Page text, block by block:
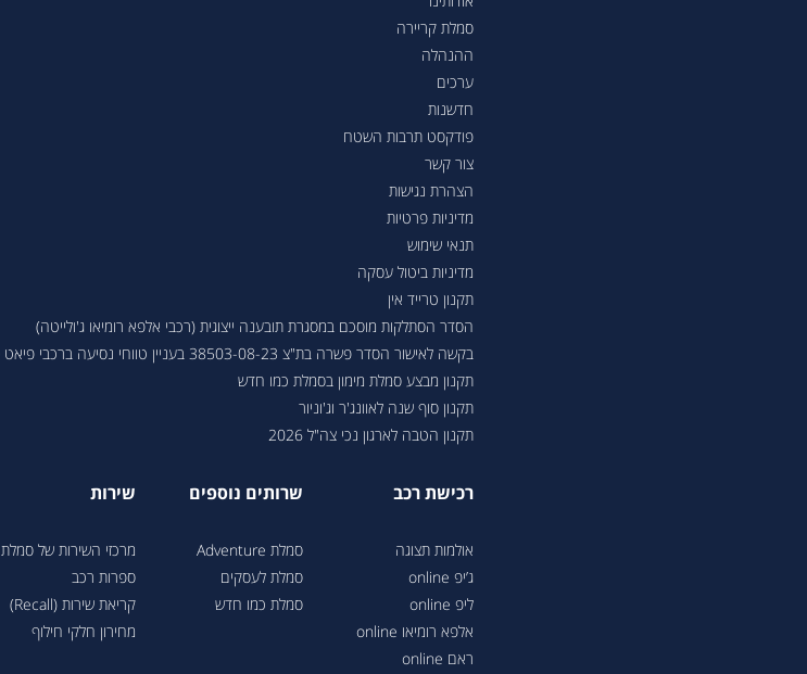
סמלת קריירה
ההנהלה
ערכים
חדשנות
פודקסט תרבות השטח
צור קשר
הצהרת נגישות
מדיניות פרטיות
תנאי שימוש
מדיניות ביטול עסקה
תקנון טרייד אין
הסדר הסתלקות מוסכם במסגרת תובענה ייצוגית (רכבי אלפא רומיאו ג'ולייטה)
בקשה לאישור הסדר פשרה בת"צ 38503-08-23 בעניין טווחי נסיעה ברכבי פיאט 500 חשמליים
תקנון מבצע סמלת מימון בסמלת כמו חדש
תקנון סוף שנה לאוונג'ר וג'וניור
תקנון הטבה לארגון נכי צה"ל 2026
רכישת רכב
אולמות תצוגה
ג’יפ online
ליפ online
אלפא רומיאו online
ראם online
שרותים נוספים
סמלת Adventure
סמלת לעסקים
סמלת כמו חדש
שירות
מרכזי השירות של סמלת
ספרות רכב
קריאת שירות (Recall)
מחירון חלקי חילוף